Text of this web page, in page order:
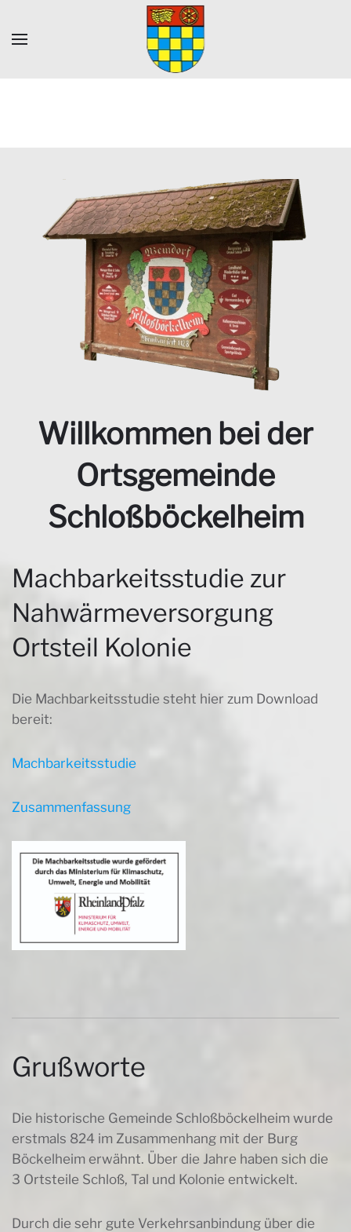
Skip to main content
Willkommen bei der
Ortsgemeinde
Schloßböckelheim
Machbarkeitsstudie zur
Nahwärmeversorgung
Ortsteil Kolonie
Die Machbarkeitsstudie steht hier zum Download
bereit:
Machbarkeitsstudie
Zusammenfassung
Grußworte
Die historische Gemeinde Schloßböckelheim wurde
erstmals 824 im Zusammenhang mit der Burg
Böckelheim erwähnt. Über die Jahre haben sich die
3 Ortsteile Schloß, Tal und Kolonie entwickelt.
Durch die sehr gute Verkehrsanbindung über die